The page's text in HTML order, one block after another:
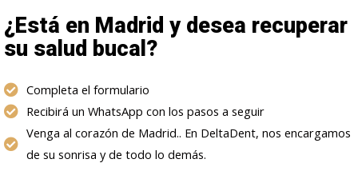
¿Está en Madrid y desea recuperar
su salud bucal?
Completa el formulario
Recibirá un WhatsApp con los pasos a seguir
Venga al corazón de Madrid.. En DeltaDent, nos encargamos
de su sonrisa y de todo lo demás.